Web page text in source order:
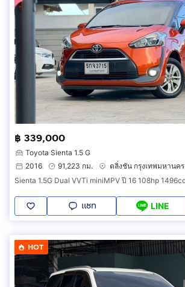
฿ 339,000
Toyota Sienta 1.5 G
2016
91,223 กม.
ตลิ่งชัน กรุงเทพมหานคร
แชท LINE
HOT